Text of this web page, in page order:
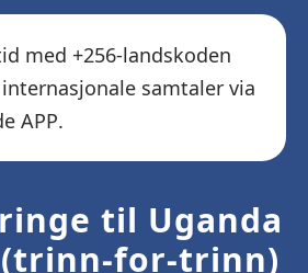
med +256-landskoden
samtaler via
APP.
til Uganda
(trinn-for-trinn)